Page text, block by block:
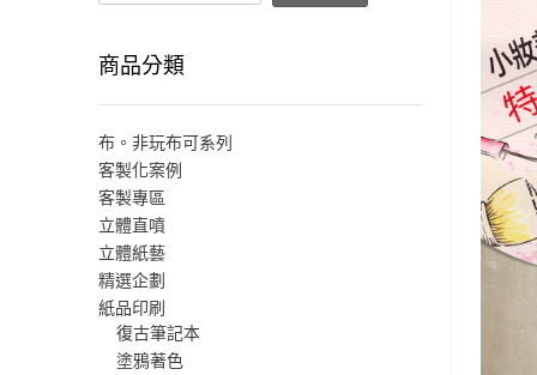
商品分類
布。非玩布可系列
客製化案例
客製專區
立體直噴
立體紙藝
精選企劃
紙品印刷
復古筆記本
塗鴉著色